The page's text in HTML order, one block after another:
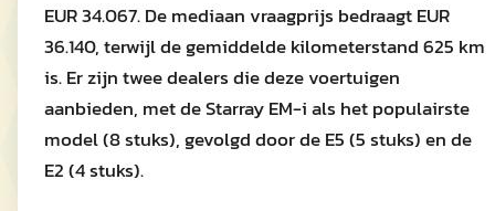
EUR 34.067. De mediaan vraagprijs bedraagt EUR
36.140, terwijl de gemiddelde kilometerstand 625 km
is. Er zijn twee dealers die deze voertuigen
aanbieden, met de Starray EM-i als het populairste
model (8 stuks), gevolgd door de E5 (5 stuks) en de
E2 (4 stuks).